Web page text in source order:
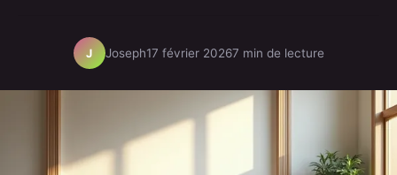
J Joseph17 février 20267 min de lecture